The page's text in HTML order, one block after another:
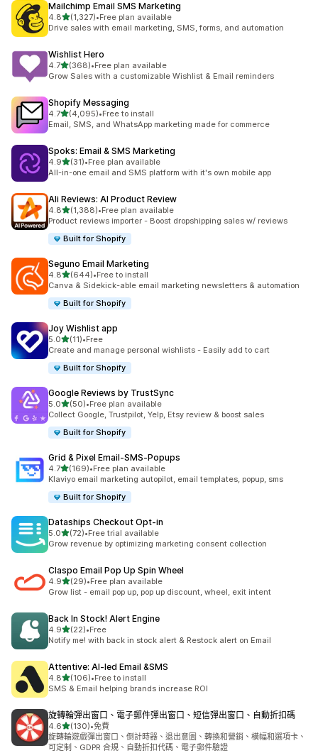
Mailchimp Email SMS Marketing
4.8滿分 5 顆星
(1,327)
共有 1327 則評價
•Free plan available
Drive sales with email marketing, SMS, forms, and automation
Wishlist Hero
4.7滿分 5 顆星
(368)
共有 368 則評價
•Free plan available
Grow Sales with a customizable Wishlist & Email reminders
Shopify Messaging
4.7滿分 5 顆星
(4,095)
共有 4095 則評價
•Free to install
Email, SMS, and WhatsApp marketing made for commerce
Spoks: Email & SMS Marketing
4.9滿分 5 顆星
(31)
共有 31 則評價
•Free plan available
All-in-one email and SMS platform with it's own mobile app
Ali Reviews: AI Product Review
4.8滿分 5 顆星
(1,388)
共有 1388 則評價
•Free plan available
Product reviews importer - Boost dropshipping sales w/ reviews
Built for Shopify
Seguno Email Marketing
4.8滿分 5 顆星
(644)
共有 644 則評價
•Free to install
Canva & Sidekick-able email marketing newsletters & automation
Built for Shopify
Joy Wishlist app
5.0滿分 5 顆星
(11)
共有 11 則評價
•Free
Create and manage personal wishlists - Easily add to cart
Built for Shopify
Google Reviews by TrustSync
5.0滿分 5 顆星
(50)
共有 50 則評價
•Free plan available
Collect Google, Trustpilot, Yelp, Etsy review & boost sales
Built for Shopify
Grid & Pixel Email‑SMS‑Popups
4.7滿分 5 顆星
(169)
共有 169 則評價
•Free plan available
Klaviyo email marketing autopilot, email templates, popup, sms
Built for Shopify
Dataships Checkout Opt‑in
5.0滿分 5 顆星
(72)
共有 72 則評價
•Free trial available
Grow revenue by optimizing marketing consent collection
Claspo Email Pop Up Spin Wheel
4.9滿分 5 顆星
(29)
共有 29 則評價
•Free plan available
Grow list - email pop up, pop up discount, wheel, exit intent
Back In Stock! Alert Engine
4.9滿分 5 顆星
(22)
共有 22 則評價
•Free
Notify me! with back in stock alert & Restock alert on Email
Attentive: AI‑led Email &SMS
4.8滿分 5 顆星
(106)
共有 106 則評價
•Free to install
SMS & Email helping brands increase ROI
旋轉輪彈出窗口、電子郵件彈出窗口、短信彈出窗口、自動折扣碼
4.6滿分 5 顆星
(130)
共有 130 則評價
•免費
旋轉輪遊戲彈出窗口、倒計時器、退出意圖、轉換和營銷、橫幅和選項卡、
可定制、GDPR 合規、自動折扣代碼、電子郵件驗證